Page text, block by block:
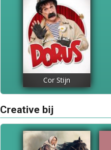
Cor Stijn
Creative bij